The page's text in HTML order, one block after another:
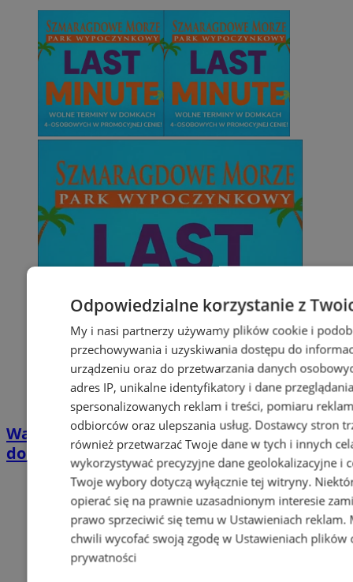
Wakacyjny wypoczynek nad Bałtykiem w
domkach Szmaragdowe Morze
Odpowiedzialne korzystanie z
My i nasi partnerzy używamy plików cookie i
przechowywania i uzyskiwania dostępu do
urządzeniu oraz do przetwarzania danych
adres IP, unikalne identyfikatory i dane
spersonalizowanych reklam i treści, pomiaru
odbiorców oraz ulepszania usług. Dostawcy stron
również przetwarzać Twoje dane w tych i innych
wykorzystywać precyzyjne dane geolokalizacyjne i
Twoje wybory dotyczą wyłącznie tej witryny.
opierać się na prawnie uzasadnionym interesie
prawo sprzeciwić się temu w Ustawieniach reklam.
chwili wycofać swoją zgodę w Ustawieniach plików
prywatności